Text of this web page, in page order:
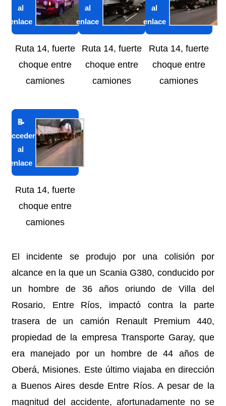
Ruta 14, fuerte
choque entre
camiones
Ruta 14, fuerte
choque entre
camiones
Ruta 14, fuerte
choque entre
camiones
Ruta 14, fuerte
choque entre
camiones
El incidente se produjo por una colisión por
alcance en la que un Scania G380, conducido por
un hombre de 36 años oriundo de Villa del
Rosario, Entre Ríos, impactó contra la parte
trasera de un camión Renault Premium 440,
propiedad de la empresa Transporte Garay, que
era manejado por un hombre de 44 años de
Oberá, Misiones. Este último viajaba en dirección
a Buenos Aires desde Entre Ríos. A pesar de la
magnitud del accidente, afortunadamente no se